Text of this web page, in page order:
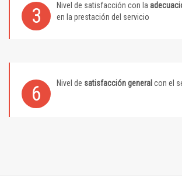
3 Nivel de satisfacción con la
en la prestación del servicio
6 Nivel de satisfacción general con el